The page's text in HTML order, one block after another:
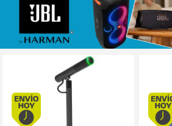
Envío hoy. Comprando antes de